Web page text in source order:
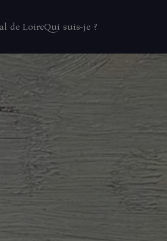
de LoireQui suis-je ?